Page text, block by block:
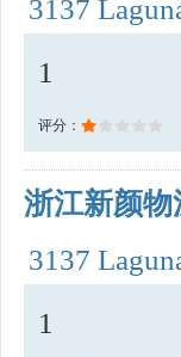
3137
1
评分：
浙江新颜物
3137
1